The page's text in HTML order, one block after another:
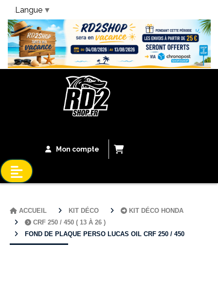
Bandeau Vacances
Mon compte
ACCUEIL KIT DÉCO
KIT DÉCO HONDA
CRF 250 / 450 ( 13 À 26 )
FOND DE PLAQUE PERSO LUCAS OIL CRF 250 / 450
Langue ▼